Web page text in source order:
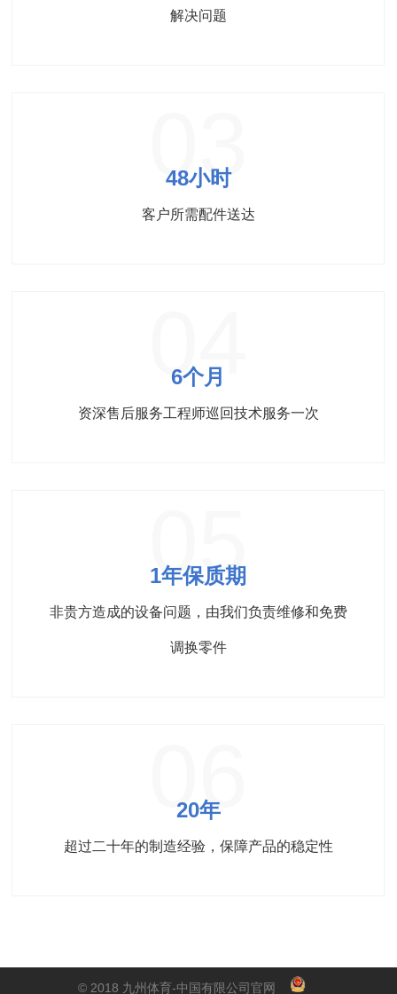
解决问题
03
48小时
客户所需配件送达
04
6个月
资深售后服务工程师巡回技术服务一次
05
1年保质期
非贵方造成的设备问题，由我们负责维修和免费
调换零件
06
20年
超过二十年的制造经验，保障产品的稳定性
© 2018 九州体育-中国有限公司官网